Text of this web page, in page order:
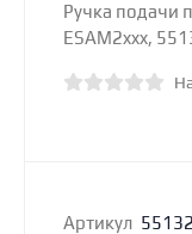
Ручка подачи
ESAM2xxx,
Артикул